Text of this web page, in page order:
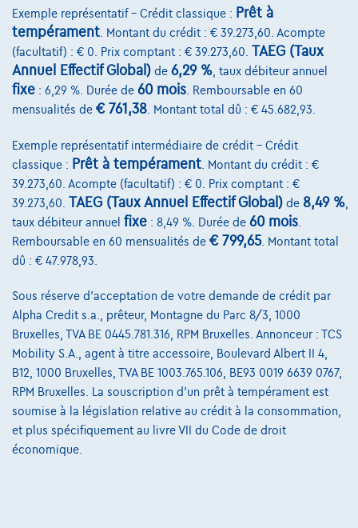
Comparer
Voir le véhicule
Skoda Fabia
Ambition | 1.0 TSI 95 CV | CAMERA | CARPLAY | CLIM AUTO
02/2023
55.556 km Essence Manuelle 70 kW ( 95 CV )
€15.990
Exemple représentatif – Crédit classique : Prêt à
tempérament . Montant du crédit : € 39.273,60. Acompte
(facultatif) : € 0. Prix comptant : € 39.273,60. TAEG (Taux
Annuel Effectif Global) de 6,29 % , taux débiteur annuel
fixe : 6,29 %. Durée de 60 mois . Remboursable en 60
mensualités de € 761,38 . Montant total dû : € 45.682,93.
Exemple représentatif intermédiaire de crédit – Crédit
classique : Prêt à tempérament . Montant du crédit : €
39.273,60. Acompte (facultatif) : € 0. Prix comptant : €
39.273,60. TAEG (Taux Annuel Effectif Global) de 8,49 %
taux débiteur annuel fixe : 8,49 %. Durée de 60 mois
Remboursable en 60 mensualités de € 799,65. Montant total
dû : € 47.978,93.
Sous réserve d'acceptation de votre demande de crédit par
Alpha Credit s.a., prêteur, Montagne du Parc 8/3, 1000
Bruxelles, TVA BE 0445.781.316, RPM Bruxelles. Annonceur : TCS
Mobility S.A., agent à titre accessoire, Boulevard Albert II 4,
B12, 1000 Bruxelles, TVA BE 1003.765.106, BE93 0019 6639 0767,
RPM Bruxelles. La souscription d'un prêt à tempérament est
soumise à la législation relative au crédit à la consommation,
et plus spécifiquement au livre VII du Code de droit
économique.